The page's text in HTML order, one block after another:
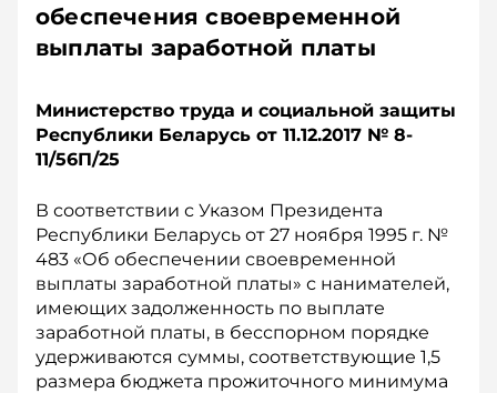
обеспечения своевременной
выплаты заработной платы
Министерство труда и социальной защиты
Республики Беларусь от 11.12.2017 № 8-
11/56П/25
В соответствии с Указом Президента
Республики Беларусь от 27 ноября 1995 г. №
483 «Об обеспечении своевременной
выплаты заработной платы» с нанимателей,
имеющих задолженность по выплате
заработной платы, в бесспорном порядке
удерживаются суммы, соответствующие 1,5
размера бюджета прожиточного минимума